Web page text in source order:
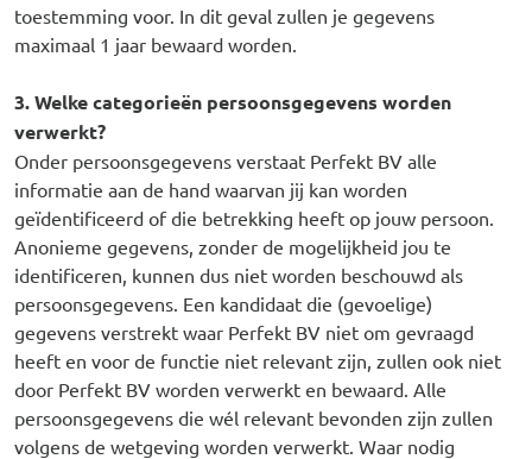
toestemming voor. In dit geval zullen je gegevens
maximaal 1 jaar bewaard worden.
3. Welke categorieën persoonsgegevens worden
verwerkt?
Onder persoonsgegevens verstaat Perfekt BV alle
informatie aan de hand waarvan jij kan worden
geïdentificeerd of die betrekking heeft op jouw persoon.
Anonieme gegevens, zonder de mogelijkheid jou te
identificeren, kunnen dus niet worden beschouwd als
persoonsgegevens. Een kandidaat die (gevoelige)
gegevens verstrekt waar Perfekt BV niet om gevraagd
heeft en voor de functie niet relevant zijn, zullen ook niet
door Perfekt BV worden verwerkt en bewaard. Alle
persoonsgegevens die wél relevant bevonden zijn zullen
volgens de wetgeving worden verwerkt. Waar nodig